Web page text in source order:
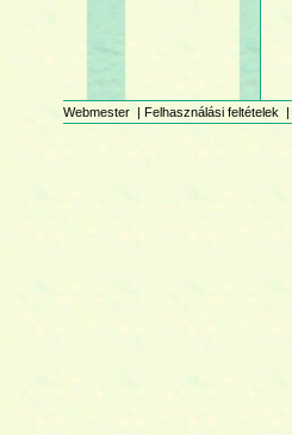
Webmester | Felhasználási feltételek |